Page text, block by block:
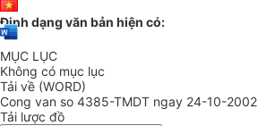
Định dạng văn bản hiện có:
MỤC LỤC
Không có mục lục
Tải về (WORD)
Cong van so 4385-TMDT ngay 24-10-
Tải lược đồ